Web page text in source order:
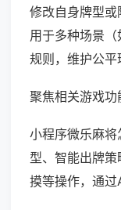
修改自身牌型或
用于多种场景
规则，维护公平
聚焦相关游戏功
小程序微乐麻
型、智能出牌
摸等操作，通过